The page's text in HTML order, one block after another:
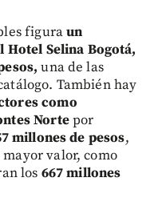
figuraun
Selina Bogotá,
una de las
También hay
como
Nortepor
millones de pesos,
valor, como
los 667 millones